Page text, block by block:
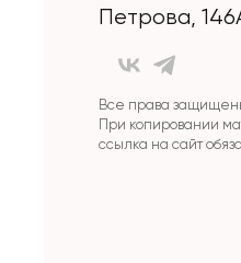
Петрова,
Все права
При копировании
ссылка на сайт